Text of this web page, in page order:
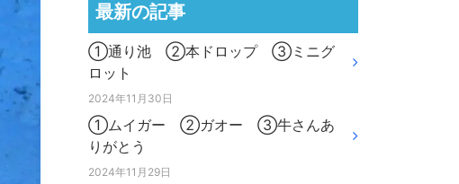
最新の記事
①通り池 ②本ドロップ ③ミニグ
ロット
2024年11月30日
①ムイガー ②ガオー ③牛さんあ
りがとう
2024年11月29日